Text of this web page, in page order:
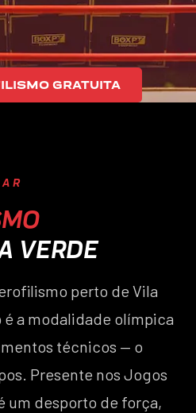
GRATUITA
VERDE
perto de Vila
a modalidade olímpica
técnicos — o
Presente nos Jogos
um desporto de força,